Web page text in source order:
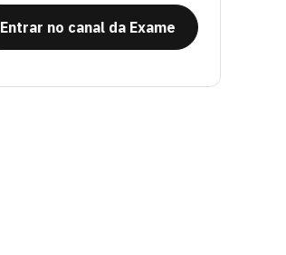
Entrar no canal da Exame